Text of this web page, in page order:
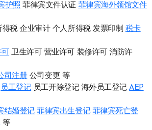
护照 菲律宾文件认证 菲律宾海外领馆文件
税 企业审计 个人所得税 发票印制 税卡
卫生许可 营业许可 装修许可 消防许
司注册公司变更 等
员工登记员工开除登记 海外员工登记AEP
结婚登记 菲律宾出生登记 菲律宾死亡登
等